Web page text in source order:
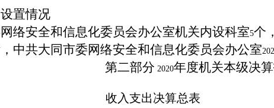
置情况
络安全和信息化委员会办公室机关内设科室5个
中共大同市委网络安全和信息化委员会办公室
第二部分 2020年度机关本级决
收入支出决算总表